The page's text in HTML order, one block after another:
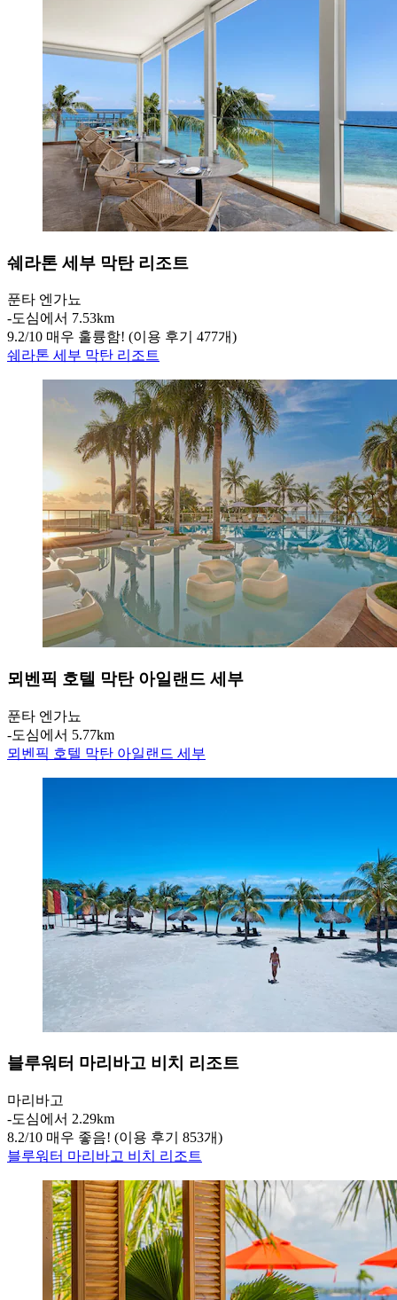
쉐라톤 세부 막탄 리조트
푼타 엔가뇨
‐도심에서 7.53km
9.2/10 매우 훌륭함! (이용 후기 477개)
쉐라톤 세부 막탄 리조트
뫼벤픽 호텔 막탄 아일랜드 세부
푼타 엔가뇨
‐도심에서 5.77km
뫼벤픽 호텔 막탄 아일랜드 세부
블루워터 마리바고 비치 리조트
마리바고
‐도심에서 2.29km
8.2/10 매우 좋음! (이용 후기 853개)
블루워터 마리바고 비치 리조트